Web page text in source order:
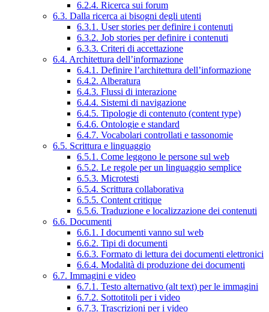
6.2.4. Ricerca sui forum
6.3. Dalla ricerca ai bisogni degli utenti
6.3.1. User stories per definire i contenuti
6.3.2. Job stories per definire i contenuti
6.3.3. Criteri di accettazione
6.4. Architettura dell’informazione
6.4.1. Definire l’architettura dell’informazione
6.4.2. Alberatura
6.4.3. Flussi di interazione
6.4.4. Sistemi di navigazione
6.4.5. Tipologie di contenuto (content type)
6.4.6. Ontologie e standard
6.4.7. Vocabolari controllati e tassonomie
6.5. Scrittura e linguaggio
6.5.1. Come leggono le persone sul web
6.5.2. Le regole per un linguaggio semplice
6.5.3. Microtesti
6.5.4. Scrittura collaborativa
6.5.5. Content critique
6.5.6. Traduzione e localizzazione dei contenuti
6.6. Documenti
6.6.1. I documenti vanno sul web
6.6.2. Tipi di documenti
6.6.3. Formato di lettura dei documenti elettronici
6.6.4. Modalità di produzione dei documenti
6.7. Immagini e video
6.7.1. Testo alternativo (alt text) per le immagini
6.7.2. Sottotitoli per i video
6.7.3. Trascrizioni per i video